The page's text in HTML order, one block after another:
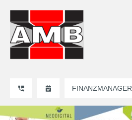
FINANZMANAGER